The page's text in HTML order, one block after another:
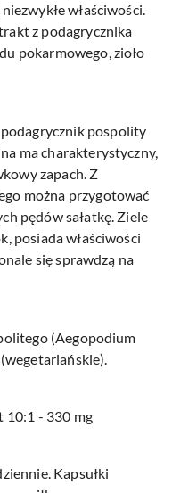
właściwości.
z podagrycznika
pokarmowego, zioło
pospolity
ma charakterystyczny,
zapach. Z
można przygotować
pędów sałatkę. Ziele
posiada właściwości
się sprawdzą na
(Aegopodium
10:1 - 330 mg
Kapsułki